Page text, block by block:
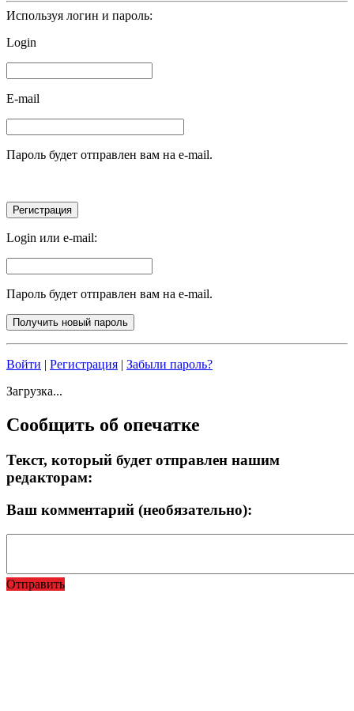
Используя логин и пароль:
Login
E-mail
Пароль будет отправлен вам на e-mail.
Login или e-mail:
Пароль будет отправлен вам на e-mail.
Войти | Регистрация | Забыли пароль?
Загрузка...
Сообщить об опечатке
Текст, который будет отправлен нашим
редакторам:
Ваш комментарий (необязательно):
Отправить